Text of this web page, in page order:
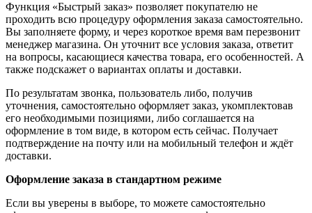
Функция «Быстрый заказ» позволяет покупателю не
проходить всю процедуру оформления заказа самостоятельно.
Вы заполняете форму, и через короткое время вам перезвонит
менеджер магазина. Он уточнит все условия заказа, ответит
на вопросы, касающиеся качества товара, его особенностей. А
также подскажет о вариантах оплаты и доставки.
По результатам звонка, пользователь либо, получив
уточнения, самостоятельно оформляет заказ, укомплектовав
его необходимыми позициями, либо соглашается на
оформление в том виде, в котором есть сейчас. Получает
подтверждение на почту или на мобильный телефон и ждёт
доставки.
Оформление заказа в стандартном режиме
Если вы уверены в выборе, то можете самостоятельно